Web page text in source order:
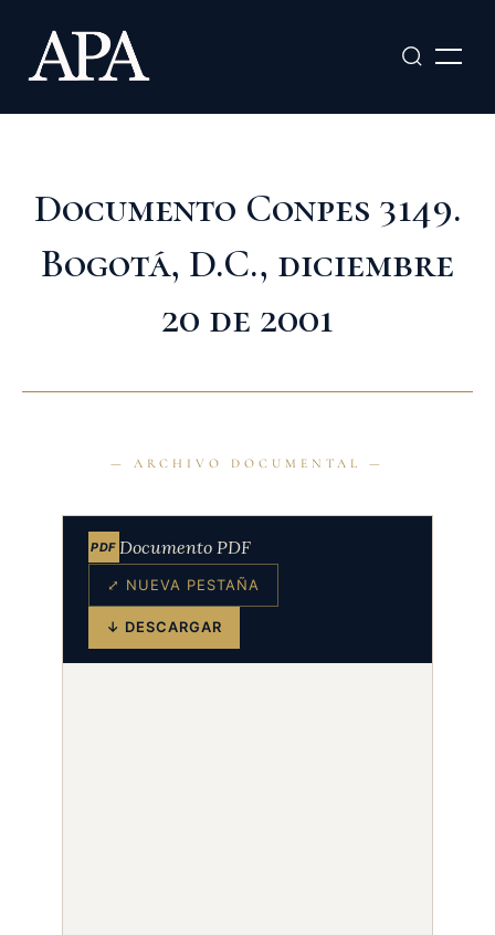
contenido
Documento Conpes 3149.
Bogotá, D.C., diciembre
20 de 2001
PDF Documento PDF
⤢ NUEVA PESTAÑA
↓ DESCARGAR